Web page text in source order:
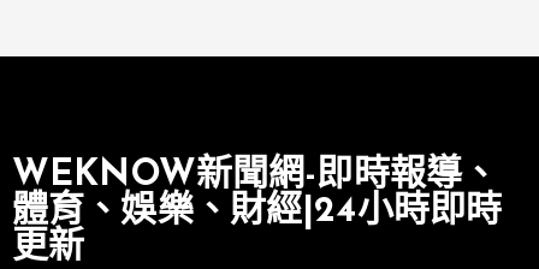
WEKNOW新聞網-即時報導、
體育、娛樂、財經|24小時即時
更新